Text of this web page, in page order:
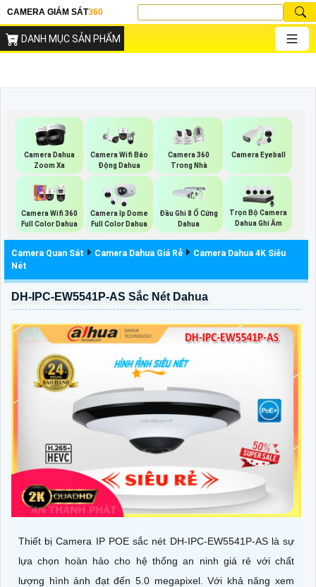
CAMERA GIÁM SÁT360
DANH MỤC SẢN PHẨM
Camera Dahua
Zoom Xa
Camera Wifi Báo
Động Dahua
Camera 360
Trong Nhà
Camera Eyeball
Camera Wifi 360
Full Color Dahua
Camera Ip Dome
Full Color Dahua
Đầu Ghi 8 Ổ Cứng
Dahua
Trọn Bộ Camera
Dahua Ghi Âm
Camera Quan Sát Camera Dahua Giá Rẻ
Camera Dahua 4K Siêu
Nét
DH-IPC-EW5541P-AS Sắc Nét Dahua
Thiết bị Camera IP POE sắc nét DH-IPC-EW5541P-AS là sự
lựa chọn hoàn hảo cho hệ thống an ninh giá rẻ với chất
lượng hình ảnh đạt đến 5.0 megapixel. Với khả năng xem